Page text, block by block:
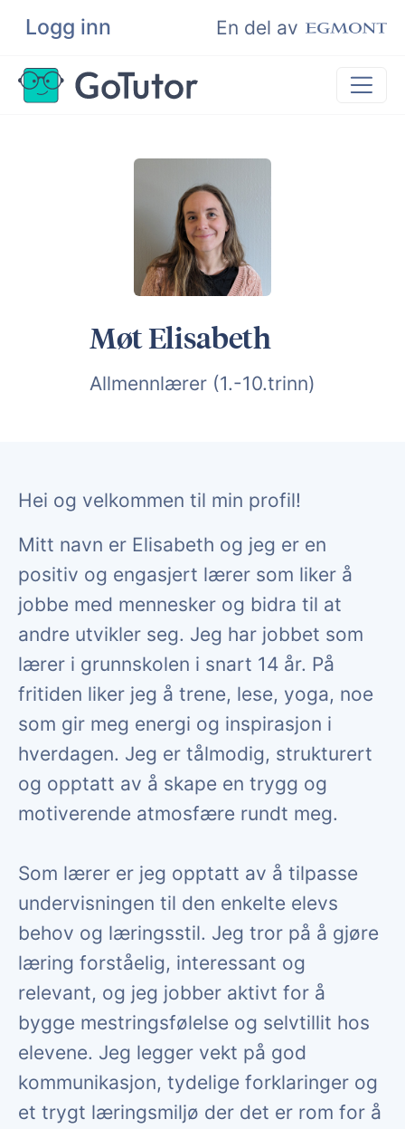
Logg inn En del av
Søk
Privatundervisning
Bli privatlærer
Møt Elisabeth
Allmennlærer (1.-10.trinn)
Hei og velkommen til min profil!
Mitt navn er Elisabeth og jeg er en
positiv og engasjert lærer som liker å
jobbe med mennesker og bidra til at
andre utvikler seg. Jeg har jobbet som
lærer i grunnskolen i snart 14 år. På
fritiden liker jeg å trene, lese, yoga, noe
som gir meg energi og inspirasjon i
hverdagen. Jeg er tålmodig, strukturert
og opptatt av å skape en trygg og
motiverende atmosfære rundt meg.
Som lærer er jeg opptatt av å tilpasse
undervisningen til den enkelte elevs
behov og læringsstil. Jeg tror på å gjøre
læring forståelig, interessant og
relevant, og jeg jobber aktivt for å
bygge mestringsfølelse og selvtillit hos
elevene. Jeg legger vekt på god
kommunikasjon, tydelige forklaringer og
et trygt læringsmiljø der det er rom for å